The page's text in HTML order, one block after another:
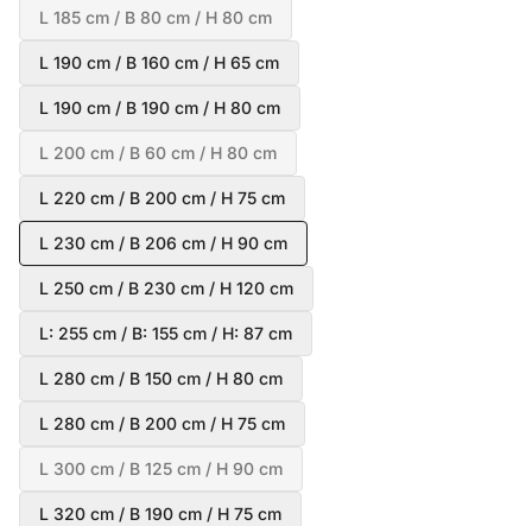
L 185 cm / B 80 cm / H 80 cm
L 190 cm / B 160 cm / H 65 cm
L 190 cm / B 190 cm / H 80 cm
L 200 cm / B 60 cm / H 80 cm
L 220 cm / B 200 cm / H 75 cm
L 230 cm / B 206 cm / H 90 cm
L 250 cm / B 230 cm / H 120 cm
L: 255 cm / B: 155 cm / H: 87 cm
L 280 cm / B 150 cm / H 80 cm
L 280 cm / B 200 cm / H 75 cm
L 300 cm / B 125 cm / H 90 cm
L 320 cm / B 190 cm / H 75 cm